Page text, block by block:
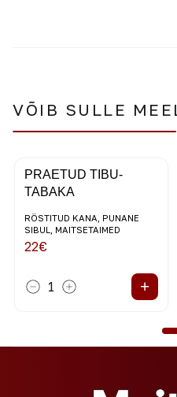
VÕIB SULLE
PRAETUD TIBU-
TABAKA
RÖSTITUD KANA, PUNANE
SIBUL, MAITSETAIMED
22€
1 +